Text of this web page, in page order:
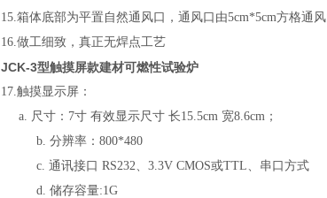
15.箱体底部为平置自然通风口，通风口由5cm*5cm方格通
16.做工细致，真正无焊点工艺
JCK-3型触摸屏款建材可燃性试验炉
17.触摸显示屏：
a. 尺寸：7寸 有效显示尺寸 长15.5cm 宽8.6cm；
b. 分辨率：800*480
c. 通讯接口 RS232、3.3V CMOS或TTL、串口方式
d. 储存容量:1G